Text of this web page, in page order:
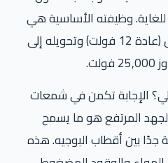
وظيفته الأساسية هي
أخذ جهد البطارية المنخفض (عادة 12 فولت) وتحويله إلى
الإجابة تكمن في شمعات
المرتفع هو ما يسمح
جدًا بين أقطاب البوجيه. هذه